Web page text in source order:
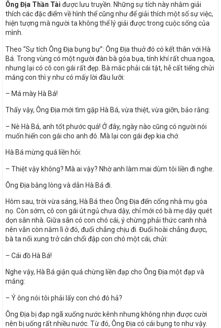
Ông Địa Thần Tài được lưu truyền. Những sự tích này nhằm giải
thích các đặc điểm về hình thể cũng như để giải thích một số sự việc,
hiện tượng mà người ta không thể lý giải được trong cuộc sống của
mình.
Theo “Sự tích Ông Địa bụng bự”: Ông Địa thuở đó có kết thân với Hà
Bá. Trong vùng có một người đàn bà góa bụa, tính khí rất chua ngoa,
nhưng lại có cô con gái rất đẹp. Bà mắc phải cái tật, hễ cất tiếng chửi
mắng con thì y như có mấy lời đầu lưỡi:
– Má mày Hà Bá!
Thấy vậy, Ông Địa mới tìm gặp Hà Bá, vừa thiệt, vừa giỡn, bảo rằng:
– Nè Hà Bá, anh tốt phước quá! Ở đây, ngày nào cũng có người nói
muốn hiến con gái cho anh đó. Mà lại con gái đẹp kia chớ.
Hà Bá mừng quá liền hỏi:
– Thiệt vậy không? Mà ai vậy? Nhờ anh làm mai dùm tôi liền đi nghe.
Ông Địa bằng lòng và dẫn Hà Bá đi.
Hôm sau, trời vừa sáng, Hà Bá theo Ông Địa đến cổng nhà mụ góa
nọ. Còn sớm, cô con gái út ngủ chưa dậy, chỉ mới có bà mẹ dậy quét
dọn sân nhà. Giữa sân có con chó cái, ý chừng phải thức canh nhà
nên vẫn còn nằm lì ở đó, đuổi chẳng chịu đi. Đuổi hoài chẳng được,
bà ta nổi xung trở cán chổi đập con chó một cái, chửi:
– Cái đồ Hà Bá!
Nghe vậy, Hà Bá giận quá chừng liền đạp cho Ông Địa một đạp và
mắng:
– Ý ông nói tôi phải lấy con chó đó hả?
Ông Địa bị đạp ngã xuống nước kênh nhưng không nhịn được cười
nên bị uống rất nhiều nước. Từ đó, Ông Địa có cái bụng to như vậy.